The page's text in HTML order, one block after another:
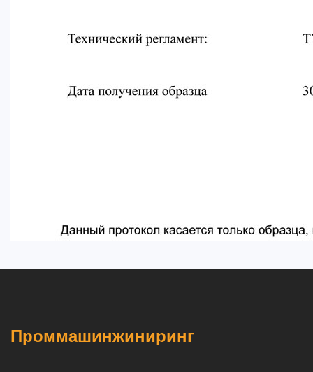
Проммашинжиниринг